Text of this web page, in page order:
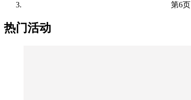
第6页
热门活动